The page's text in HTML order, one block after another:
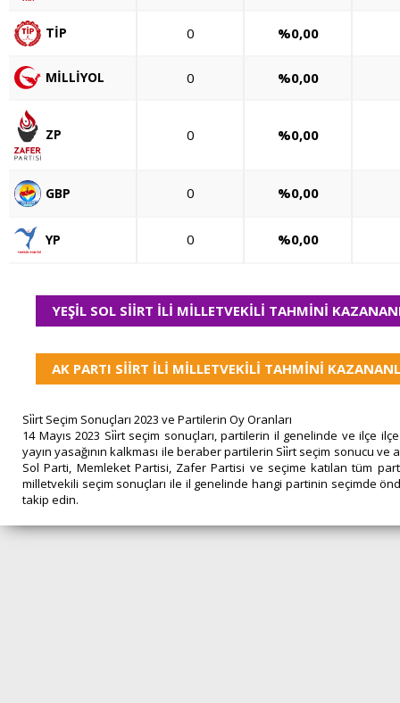
TİP 0 %0,00
MİLLİYOL 0 %0,00
ZP 0 %0,00
GBP 0 %0,00
YP 0 %0,00
YEŞİL SOL SİİRT İLİ MİLLETVEKİLİ TAHMİNİ
AK PARTI SİİRT İLİ MİLLETVEKİLİ TAHMİNİ
Si̇i̇rt Seçim Sonuçları 2023 ve Partilerin Oy Oranları
14 Mayıs 2023 Si̇i̇rt seçim sonuçları, partilerin il genelinde ve ilçe
yayın yasağının kalkması ile beraber partilerin Si̇i̇rt seçim sonucu ve
Sol Parti, Memleket Partisi, Zafer Partisi ve seçime katılan tüm
milletvekili seçim sonuçları ile il genelinde hangi partinin seçimde
takip edin.